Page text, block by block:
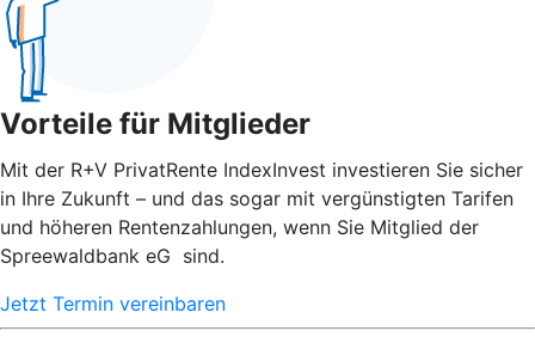
Vorteile für Mitglieder
Mit der R+V PrivatRente IndexInvest investieren Sie sicher
in Ihre Zukunft – und das sogar mit vergünstigten Tarifen
und höheren Rentenzahlungen, wenn Sie Mitglied der
Spreewaldbank eG sind.
Jetzt Termin vereinbaren